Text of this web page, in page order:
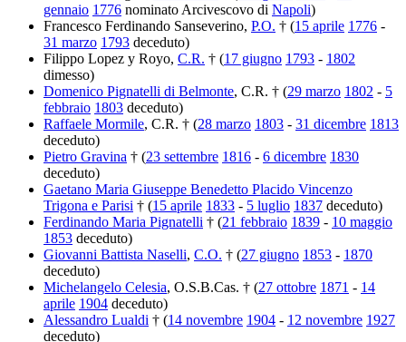
gennaio 1776 nominato Arcivescovo di Napoli)
Francesco Ferdinando Sanseverino, P.O. † (15 aprile 1776 -
31 marzo 1793 deceduto)
Filippo Lopez y Royo, C.R. † (17 giugno 1793 - 1802
dimesso)
Domenico Pignatelli di Belmonte, C.R. † (29 marzo 1802 - 5
febbraio 1803 deceduto)
Raffaele Mormile, C.R. † (28 marzo 1803 - 31 dicembre 1813
deceduto)
Pietro Gravina † (23 settembre 1816 - 6 dicembre 1830
deceduto)
Gaetano Maria Giuseppe Benedetto Placido Vincenzo
Trigona e Parisi † (15 aprile 1833 - 5 luglio 1837 deceduto)
Ferdinando Maria Pignatelli † (21 febbraio 1839 - 10 maggio
1853 deceduto)
Giovanni Battista Naselli, C.O. † (27 giugno 1853 - 1870
deceduto)
Michelangelo Celesia, O.S.B.Cas. † (27 ottobre 1871 - 14
aprile 1904 deceduto)
Alessandro Lualdi † (14 novembre 1904 - 12 novembre 1927
deceduto)